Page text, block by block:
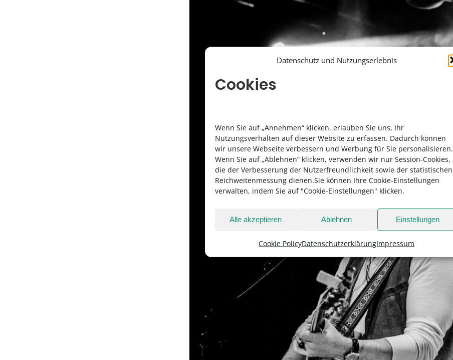
Datenschutz und Nutzungserlebnis
Cookies
Wenn Sie auf „Annehmen“ klicken, erlauben Sie uns, Ihr
Nutzungsverhalten auf dieser Website zu erfassen. Dadurch können
wir unsere Webseite verbessern und Werbung für Sie personalisieren.
Wenn Sie auf „Ablehnen“ klicken, verwenden wir nur Session-Cookies,
die der Verbesserung der Nutzerfreundlichkeit sowie der statistischen
Reichweitenmessung dienen.Sie können Ihre Cookie-Einstellungen
verwalten, indem Sie auf "Cookie-Einstellungen" klicken.
Alle akzeptieren Ablehnen Einstellungen
Cookie PolicyDatenschutzerklärungImpressum